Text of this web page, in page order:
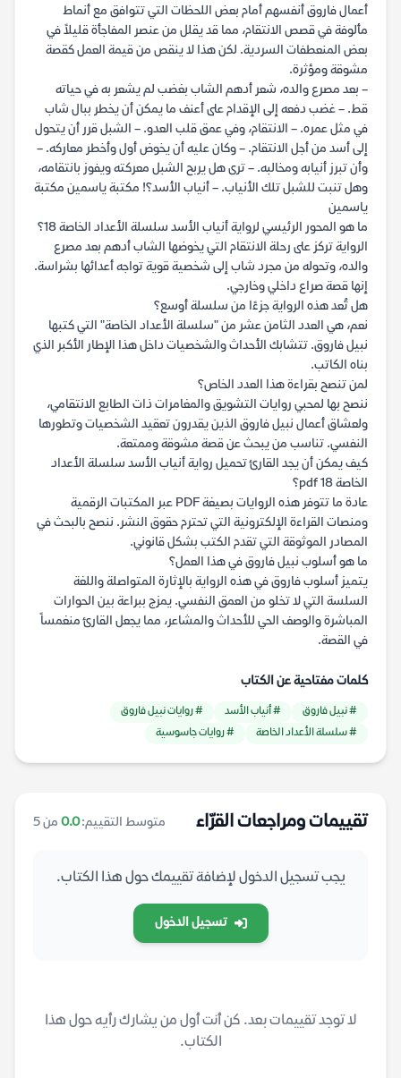
أعمال فاروق أنفسهم أمام بعض اللحظات التي تتوافق مع أنماط
مألوفة في قصص الانتقام، مما قد يقلل من عنصر المفاجأة قليلاً في
بعض المنعطفات السردية. لكن هذا لا ينقص من قيمة العمل كقصة
مشوقة ومؤثرة.
– بعد مصرع والده، شعر أدهم الشاب بغضب لم يشعر به في حياته
قط. – غضب دفعه إلى الإقدام على أعنف ما يمكن أن يخطر ببال شاب
في مثل عمره. – الانتقام، وفي عمق قلب العدو. – الشبل قرر أن يتحول
إلى أسد من أجل الانتقام. – وكان عليه أن يخوض أول وأخطر معاركه. –
وأن تبرز أنيابه ومخالبه. – ترى هل يربح الشبل معركته ويفوز بانتقامه،
وهل تنبت للشبل تلك الأنياب. – أنياب الأسد؟! مكتبة ياسمين مكتبة
ياسمين
ما هو المحور الرئيسي لرواية أنياب الأسد سلسلة الأعداد الخاصة 18؟
الرواية تركز على رحلة الانتقام التي يخوضها الشاب أدهم بعد مصرع
والده، وتحوله من مجرد شاب إلى شخصية قوية تواجه أعدائها بشراسة.
إنها قصة صراع داخلي وخارجي.
هل تُعد هذه الرواية جزءًا من سلسلة أوسع؟
نعم، هي العدد الثامن عشر من "سلسلة الأعداد الخاصة" التي كتبها
نبيل فاروق. تتشابك الأحداث والشخصيات داخل هذا الإطار الأكبر الذي
بناه الكاتب.
لمن تنصح بقراءة هذا العدد الخاص؟
ننصح بها لمحبي روايات التشويق والمغامرات ذات الطابع الانتقامي،
ولعشاق أعمال نبيل فاروق الذين يقدرون تعقيد الشخصيات وتطورها
النفسي. تناسب من يبحث عن قصة مشوقة وممتعة.
كيف يمكن أن يجد القارئ تحميل رواية أنياب الأسد سلسلة الأعداد
الخاصة 18 pdf؟
عادة ما تتوفر هذه الروايات بصيغة PDF عبر المكتبات الرقمية
ومنصات القراءة الإلكترونية التي تحترم حقوق النشر. ننصح بالبحث في
المصادر الموثوقة التي تقدم الكتب بشكل قانوني.
ما هو أسلوب نبيل فاروق في هذا العمل؟
يتميز أسلوب فاروق في هذه الرواية بالإثارة المتواصلة واللغة
السلسة التي لا تخلو من العمق النفسي. يمزج ببراعة بين الحوارات
المباشرة والوصف الحي للأحداث والمشاعر، مما يجعل القارئ منغمساً
في القصة.
كلمات مفتاحية عن الكتاب
# نبيل فاروق # أنياب الأسد
# روايات نبيل فاروق
# سلسلة الأعداد الخاصة
# روايات جاسوسية
تقييمات ومراجعات القرّاء متوسط التقييم:0.0 من 5
يجب تسجيل الدخول لإضافة تقييمك حول هذا الكتاب.
تسجيل الدخول
لا توجد تقييمات بعد. كن أنت أول من يشارك رأيه حول هذا
الكتاب.